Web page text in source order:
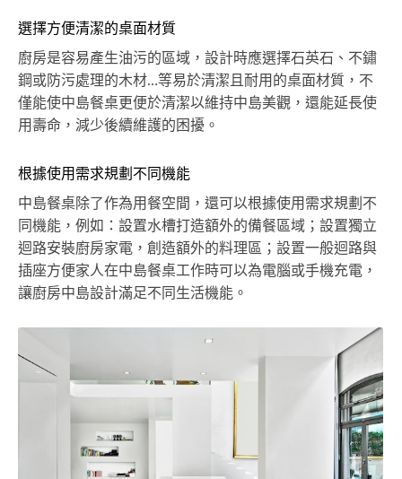
選擇方便清潔的桌面材質
廚房是容易產生油污的區域，設計時應選擇石英石、不鏽
鋼或防污處理的木材…等易於清潔且耐用的桌面材質，不
僅能使中島餐桌更便於清潔以維持中島美觀，還能延長使
用壽命，減少後續維護的困擾。
根據使用需求規劃不同機能
中島餐桌除了作為用餐空間，還可以根據使用需求規劃不
同機能，例如：設置水槽打造額外的備餐區域；設置獨立
迴路安裝廚房家電，創造額外的料理區；設置一般迴路與
插座方便家人在中島餐桌工作時可以為電腦或手機充電，
讓廚房中島設計滿足不同生活機能。